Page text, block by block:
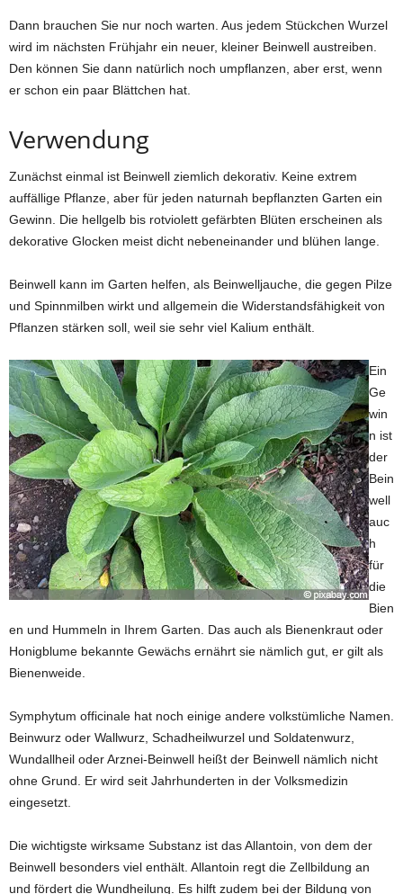
Dann brauchen Sie nur noch warten. Aus jedem Stückchen Wurzel
wird im nächsten Frühjahr ein neuer, kleiner Beinwell austreiben.
Den können Sie dann natürlich noch umpflanzen, aber erst, wenn
er schon ein paar Blättchen hat.
Verwendung
Zunächst einmal ist Beinwell ziemlich dekorativ. Keine extrem
auffällige Pflanze, aber für jeden naturnah bepflanzten Garten ein
Gewinn. Die hellgelb bis rotviolett gefärbten Blüten erscheinen als
dekorative Glocken meist dicht nebeneinander und blühen lange.
Beinwell kann im Garten helfen, als Beinwelljauche, die gegen Pilze
und Spinnmilben wirkt und allgemein die Widerstandsfähigkeit von
Pflanzen stärken soll, weil sie sehr viel Kalium enthält.
Ein
Ge
win
n ist
der
Bein
well
auc
h
für
die
Bien
en und Hummeln in Ihrem Garten. Das auch als Bienenkraut oder
Honigblume bekannte Gewächs ernährt sie nämlich gut, er gilt als
Bienenweide.
Symphytum officinale hat noch einige andere volkstümliche Namen.
Beinwurz oder Wallwurz, Schadheilwurzel und Soldatenwurz,
Wundallheil oder Arznei-Beinwell heißt der Beinwell nämlich nicht
ohne Grund. Er wird seit Jahrhunderten in der Volksmedizin
eingesetzt.
Die wichtigste wirksame Substanz ist das Allantoin, von dem der
Beinwell besonders viel enthält. Allantoin regt die Zellbildung an
und fördert die Wundheilung. Es hilft zudem bei der Bildung von